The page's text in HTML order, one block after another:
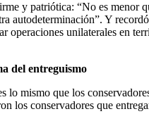
y patriótica: “No es
autodeterminación”. Y
operaciones unilaterales en
del entreguismo
lo mismo que los
los conservadores que